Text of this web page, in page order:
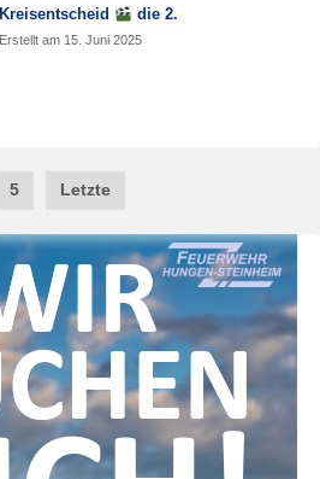
Kreisentscheid die 2.
Erstellt am 15. Juni 2025
5 Letzte